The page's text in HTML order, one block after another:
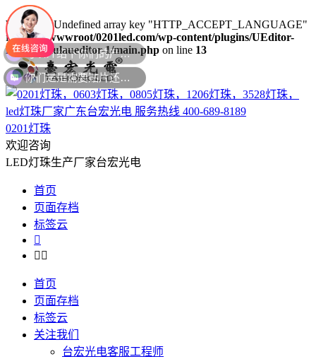
Warning
: Undefined array key "HTTP_ACCEPT_LANGUAGE"
in/www/wwwroot/0201led.com/wp-content/plugins/UEditor-
KityFormulaueditor-1/main.php on line 13
0201灯珠
欢迎咨询
LED灯珠生产厂家台宏光电
首页
页面存档
标签云

 
首页
页面存档
标签云
关注我们
台宏光电客服工程师
你们是是需要贴片还是插件灯珠呢？